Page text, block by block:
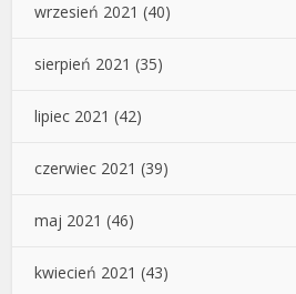
wrzesień 2021 (40)
sierpień 2021 (35)
lipiec 2021 (42)
czerwiec 2021 (39)
maj 2021 (46)
kwiecień 2021 (43)